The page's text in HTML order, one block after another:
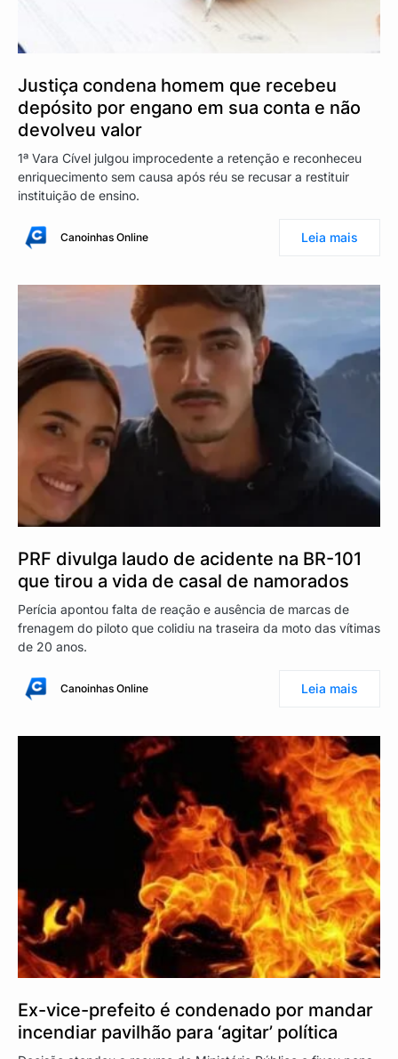
Justiça condena homem que recebeu
depósito por engano em sua conta e não
devolveu valor
1ª Vara Cível julgou improcedente a retenção e reconheceu
enriquecimento sem causa após réu se recusar a restituir
instituição de ensino.
Canoinhas Online Leia mais
PRF divulga laudo de acidente na BR-101
que tirou a vida de casal de namorados
Perícia apontou falta de reação e ausência de marcas de
frenagem do piloto que colidiu na traseira da moto das vítimas
de 20 anos.
Canoinhas Online Leia mais
Ex-vice-prefeito é condenado por mandar
incendiar pavilhão para ‘agitar’ política